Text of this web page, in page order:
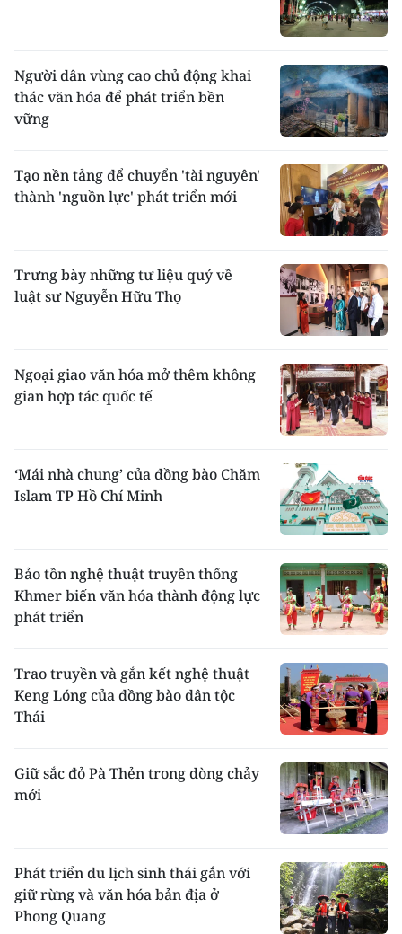
người chết vào giờ sinh của những người
trong gia đình. Người chết được liệm vào
đến huyệt rồi mới cho vào quan tài. Mộ được
đắp đất, xếp đá ở chân mộ. ở một số nơi có
tục hoả táng cho những người chết từ 12 tuổi
năm, thường được kết hợp với lễ cấp sắc cho
một người đàn ông nào đó đang sống trong
gia đình. Lễ tổ chức ba ngày, ngày đầu gọi là
lễ phá ngục, giải thoát hồn cho người chết,
người chết trước khi đưa hồn về bàn thờ tổ
tiên trong nhà, ngày thứ ba lễ cấp sắc. Người
chết được cúng đưa hồn về quê cũ ở Dương
Nhà mới: Muốn làm nhà phải xem tuổi
những người trong gia đình, nhất là tuổi chủ
gia đình. Nghi lễ chọn đất được coi là quan
trọng. Buổi tối, người ta đào một hố to bằng
cho người, trâu bò, tiền bạc, thóc lúa, tài sản
rồi úp bát lên. Dựa vào mộng báo đêm đó mà
biết điềm xấu hay tốt. Sáng hôm sau ra xem
hỗ, các hạt gạo vẫn giữa nguyên vị trí là có
Thờ cúng: Người Dao vừa tin theo các tín
ngưỡng nguyên thuỷ, các nghi lễ nông
nghiệp vừa chịu ảnh hưởng sâu sắc của
Bàn vương được coi là thuỷ tổ của người Dao
nên được cúng chung với tổ tiên từng gia
đình. Theo truyền thống tất cả đàn ông đã
đến tuổi trưởng thành đều phải qua lễ cấp
giáo, vừa mang những vết của lễ thành đinh
: Người Dao quen dùng âm lịch để tính
: Hầu hết các xóm thôn người Dao đều có
người biết chữ Hán, nôm Dao. Người ta học
chữ để đọc sách cúng, sách truyện, thơ.
Văn nghệ
: Người Dao có vốn văn nghệ dân
Người dân vùng cao chủ động khai
thác văn hóa để phát triển bền
vững
Tạo nền tảng để chuyển 'tài nguyên'
thành 'nguồn lực' phát triển mới
Trưng bày những tư liệu quý về
luật sư Nguyễn Hữu Thọ
Ngoại giao văn hóa mở thêm không
gian hợp tác quốc tế
‘Mái nhà chung’ của đồng bào Chăm
Islam TP Hồ Chí Minh
Bảo tồn nghệ thuật truyền thống
Khmer biến văn hóa thành động lực
phát triển
Trao truyền và gắn kết nghệ thuật
Keng Lóng của đồng bào dân tộc
Thái
Giữ sắc đỏ Pà Thẻn trong dòng chảy
mới
Phát triển du lịch sinh thái gắn với
giữ rừng và văn hóa bản địa ở
Phong Quang